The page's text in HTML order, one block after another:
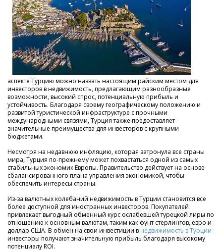
аспекте Турцию можно назвать настоящим райским местом для
инвесторов в недвижимость, предлагающим разнообразные
возможности, высокий спрос, потенциальную прибыль и
устойчивость. Благодаря своему географическому положению и
развитой туристической инфраструктуре с прочными
международными связями, Турция также предоставляет
значительные преимущества для инвесторов с крупными
бюджетами.
Несмотря на недавнюю инфляцию, которая затронула все страны
мира, Турция по-прежнему может похвастаться одной из самых
стабильных экономик Европы. Правительство действует на основе
сбалансированного плана управления экономикой, чтобы
обеспечить интересы страны.
Из-за валютных колебаний недвижимость в Турции становится все
более доступной для иностранных инвесторов. Покупателей
привлекает выгодный обменный курс ослабевшей турецкой лиры по
отношению к основным валютам, таким как фунт стерлингов, евро и
доллар США. В обмен на свои инвестиции в недвижимость в Турции
инвесторы получают значительную прибыль благодаря высокому
потенциалу ROI.